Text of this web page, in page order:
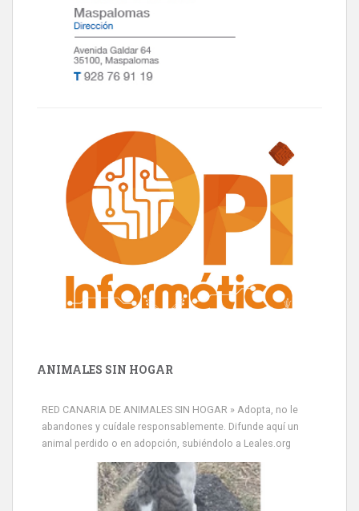
ANIMALES SIN HOGAR
RED CANARIA DE ANIMALES SIN HOGAR » Adopta, no le
abandones y cuídale responsablemente. Difunde aquí un
animal perdido o en adopción, subiéndolo a Leales.org